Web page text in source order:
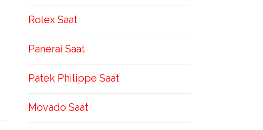
Rolex Saat
Panerai Saat
Patek Philippe Saat
Movado Saat